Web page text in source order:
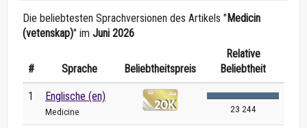
Die beliebtesten Sprachversionen des Artikels " Medicin
(vetenskap)" im Juni 2026
# Sprache Beliebtheitspreis
Relative
Beliebtheit
1 Englische (en)
Medicine 23 244